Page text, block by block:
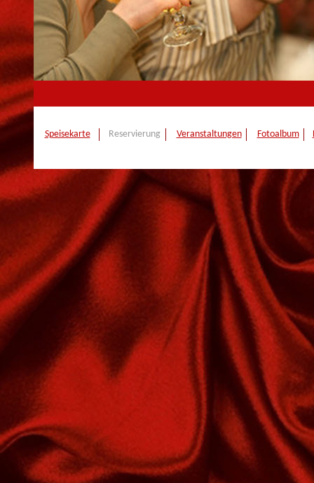
Speisekarte Reservierung Veranstaltungen Fotoalbum